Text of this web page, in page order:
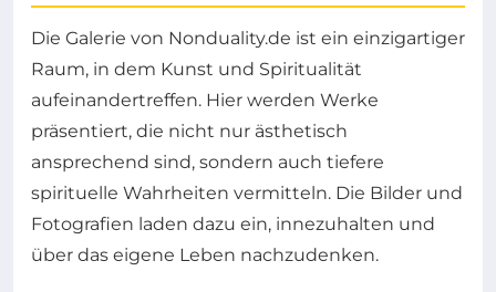
Die Galerie von Nonduality.de ist ein einzigartiger
Raum, in dem Kunst und Spiritualität
aufeinandertreffen. Hier werden Werke
präsentiert, die nicht nur ästhetisch
ansprechend sind, sondern auch tiefere
spirituelle Wahrheiten vermitteln. Die Bilder und
Fotografien laden dazu ein, innezuhalten und
über das eigene Leben nachzudenken.